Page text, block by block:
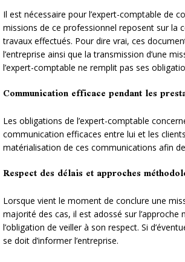
Il est nécessaire pour l’expert-comptable de
missions de ce professionnel reposent sur la
travaux effectués. Pour dire vrai, ces
l’entreprise ainsi que la transmission d’une
l’expert-comptable ne remplit pas ses
Communication efficace pendant les
Les obligations de l’expert-comptable
communication efficaces entre lui et les
matérialisation de ces communications afin
Respect des délais et approches
Lorsque vient le moment de conclure une
majorité des cas, il est adossé sur
l’obligation de veiller à son respect. Si
se doit d’informer l’entreprise.